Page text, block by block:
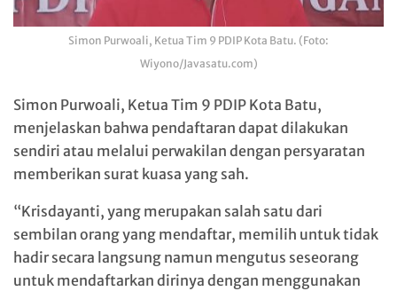
Simon Purwoali, Ketua Tim 9 PDIP Kota Batu. (Foto:
Wiyono/Javasatu.com)
Simon Purwoali, Ketua Tim 9 PDIP Kota Batu,
menjelaskan bahwa pendaftaran dapat dilakukan
sendiri atau melalui perwakilan dengan persyaratan
memberikan surat kuasa yang sah.
“Krisdayanti, yang merupakan salah satu dari
sembilan orang yang mendaftar, memilih untuk tidak
hadir secara langsung namun mengutus seseorang
untuk mendaftarkan dirinya dengan menggunakan